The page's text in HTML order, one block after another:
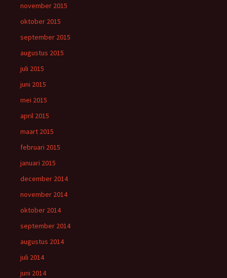
november 2015
oktober 2015
september 2015
augustus 2015
juli 2015
juni 2015
mei 2015
april 2015
maart 2015
februari 2015
januari 2015
december 2014
november 2014
oktober 2014
september 2014
augustus 2014
juli 2014
juni 2014